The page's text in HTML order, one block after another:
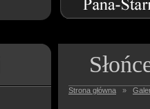
Strona główna »